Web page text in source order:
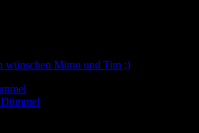
wünschen Mimo und Tim ;)